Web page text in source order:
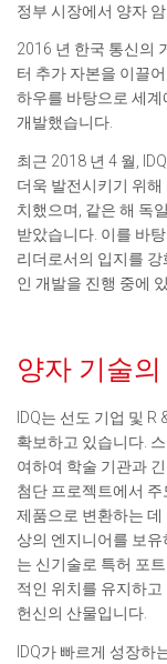
정부 시장에서 양자
2016 년 한국 통신의
터 추가 자본을 이끌
하우를 바탕으로 세
개발했습니다.
최근 2018 년 4 월,
더욱 발전시키기 위
치했으며, 같은 해 독
받았습니다. 이를 바
리더로서의 입지를
인 개발을 진행 중에
양자 기술
IDQ는 선도 기업 및
확보하고 있습니다.
여하여 학술 기관과
첨단 프로젝트에서
제품으로 변환하는 데
상의 엔지니어를 보
는 신기술로 특허 포
적인 위치를 유지하
헌신의 산물입니다.
IDQ가 빠르게 성장하